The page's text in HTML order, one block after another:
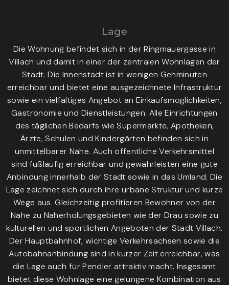
Lage
Die Wohnung befindet sich in der Ringmauergasse in
Villach und damit in einer der zentralen Wohnlagen der
Stadt. Die Innenstadt ist in wenigen Gehminuten
erreichbar und bietet eine ausgezeichnete Infrastruktur
sowie ein vielfältiges Angebot an Einkaufsmöglichkeiten,
Gastronomie und Dienstleistungen. Alle Einrichtungen
des täglichen Bedarfs wie Supermärkte, Apotheken,
Ärzte, Schulen und Kindergärten befinden sich in
unmittelbarer Nähe. Auch öffentliche Verkehrsmittel
sind fußläufig erreichbar und gewährleisten eine gute
Anbindung innerhalb der Stadt sowie in das Umland. Die
Lage zeichnet sich durch ihre urbane Struktur und kurze
Wege aus. Gleichzeitig profitieren Bewohner von der
Nähe zu Naherholungsgebieten wie der Drau sowie zu
kulturellen und sportlichen Angeboten der Stadt Villach.
Der Hauptbahnhof, wichtige Verkehrsachsen sowie die
Autobahnanbindung sind in kurzer Zeit erreichbar, was
die Lage auch für Pendler attraktiv macht. Insgesamt
bietet diese Wohnlage eine gelungene Kombination aus